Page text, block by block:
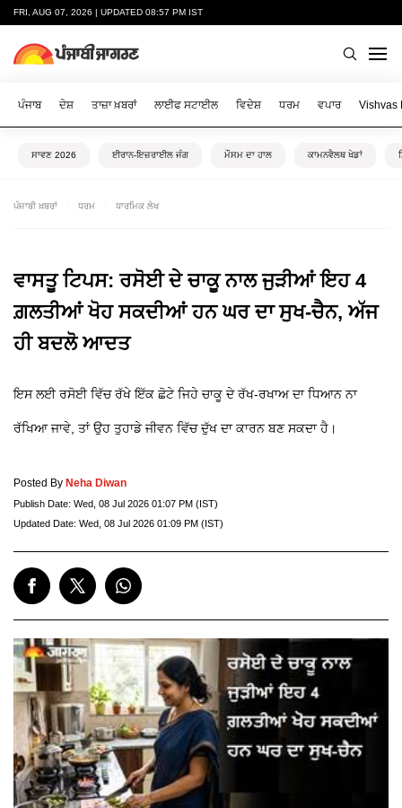
FRI, AUG 07, 2026 | UPDATED 08:57 PM IST
ਪੰਜਾਬ ਦੇਸ਼ ਤਾਜ਼ਾ ਖ਼ਬਰਾਂ ਲਾਈਫ ਸਟਾਈਲ ਵਿਦੇਸ਼ ਧਰਮ ਵਪਾਰ Vishvas
ਸਾਵਣ 2026 ਈਰਾਨ-ਇਜ਼ਰਾਈਲ ਜੰਗ ਮੌਸਮ ਦਾ ਹਾਲ ਕਾਮਨਵੈਲਥ ਖੇਡਾਂ
ਪੰਜਾਬੀ ਖ਼ਬਰਾਂ ਧਰਮ ਧਾਰਮਿਕ ਲੇਖ
ਵਾਸਤੂ ਟਿਪਸ: ਰਸੋਈ ਦੇ ਚਾਕੂ ਨਾਲ ਜੁੜੀਆਂ ਇਹ 4
ਗ਼ਲਤੀਆਂ ਖੋਹ ਸਕਦੀਆਂ ਹਨ ਘਰ ਦਾ ਸੁਖ-ਚੈਨ, ਅੱਜ
ਹੀ ਬਦਲੋ ਆਦਤ
ਇਸ ਲਈ ਰਸੋਈ ਵਿੱਚ ਰੱਖੇ ਇੱਕ ਛੋਟੇ ਜਿਹੇ ਚਾਕੂ ਦੇ ਰੱਖ-ਰਖਾਅ ਦਾ ਧਿਆਨ ਨਾ
ਰੱਖਿਆ ਜਾਵੇ, ਤਾਂ ਉਹ ਤੁਹਾਡੇ ਜੀਵਨ ਵਿੱਚ ਦੁੱਖ ਦਾ ਕਾਰਨ ਬਣ ਸਕਦਾ ਹੈ।
Posted By Neha Diwan
Publish Date: Wed, 08 Jul 2026 01:07 PM (IST)
Updated Date: Wed, 08 Jul 2026 01:09 PM (IST)